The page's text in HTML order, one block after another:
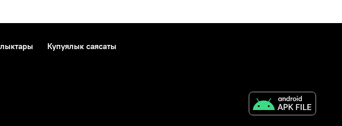
Купуялык саясаты